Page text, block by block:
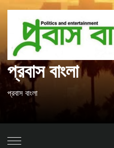
content
প্রবাস বাংলা
প্রবাস বাংলা